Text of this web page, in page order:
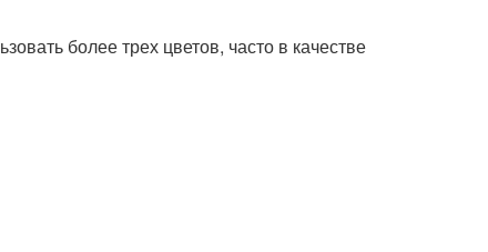
более трех цветов, часто в качестве